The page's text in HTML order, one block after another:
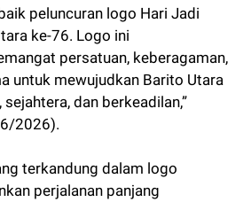
peluncuran logo Hari Jadi
ke-76. Logo ini
persatuan, keberagaman,
untuk mewujudkan Barito Utara
dan berkeadilan,”
2026).
terkandung dalam logo
perjalanan panjang